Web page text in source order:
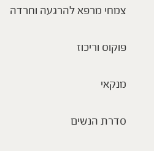
צמחי מרפא להרגעה וחרדה
פוקוס וריכוז
מנקאי
סדרת הנשים